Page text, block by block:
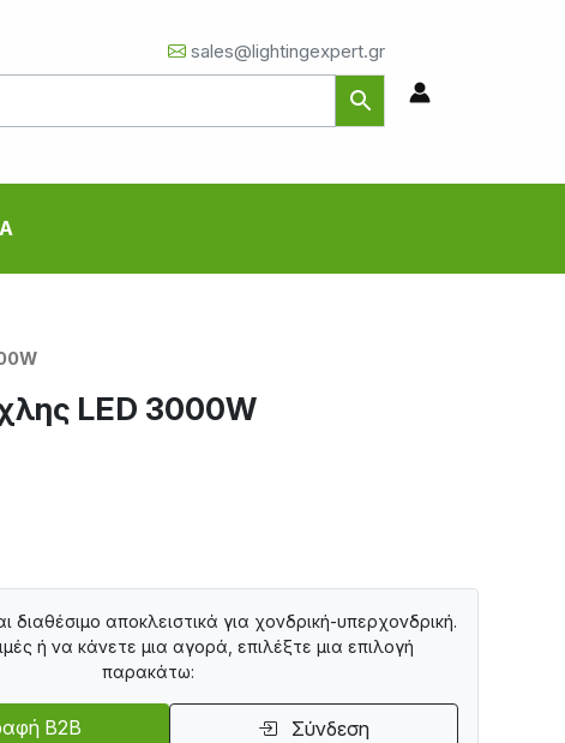
sales@lightingexpert.gr
LED 3000W
διαθέσιμο αποκλειστικά για χονδρική-υπερχονδρική.
ή να κάνετε μια αγορά, επιλέξτε μια επιλογή
παρακάτω:
B2B Σύνδεση